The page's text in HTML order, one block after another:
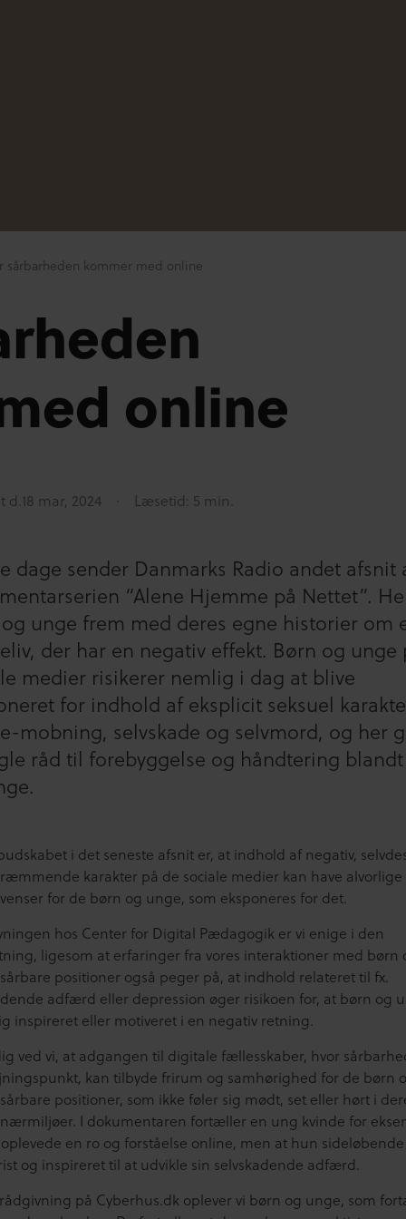
sårbarheden kommer med online
online
d. 18 mar, 2024 Læsetid: 5 min.
dage sender Danmarks Radio andet afsnit
“Alene Hjemme på Nettet”.
unge frem med deres egne historier om
der har en negativ effekt. Børn og unge
medier risikerer nemlig i dag at blive
for indhold af eksplicit seksuel
mobning, selvskade og selvmord, og her
råd til forebyggelse og håndtering
i det seneste afsnit er, at indhold af negativ,
karakter på de sociale medier kan have alvorlige
for de børn og unge, som eksponeres for det.
hos Center for Digital Pædagogik er vi enige i den
ligesom at erfaringer fra vores interaktioner med børn
positioner også peger på, at indhold relateret til fx.
adfærd eller depression øger risikoen for, at børn og
inspireret eller motiveret i en negativ retning.
ved vi, at adgangen til digitale fællesskaber, hvor
kan tilbyde frirum og samhørighed for de børn
positioner, som ikke føler sig mødt, set eller hørt i
nærmiljøer. I dokumentaren fortæller en ung kvinde for
en ro og forståelse online, men at hun
og inspireret til at udvikle sin selvskadende adfærd.
rådgivning på Cyberhus.dk oplever vi børn og unge, som